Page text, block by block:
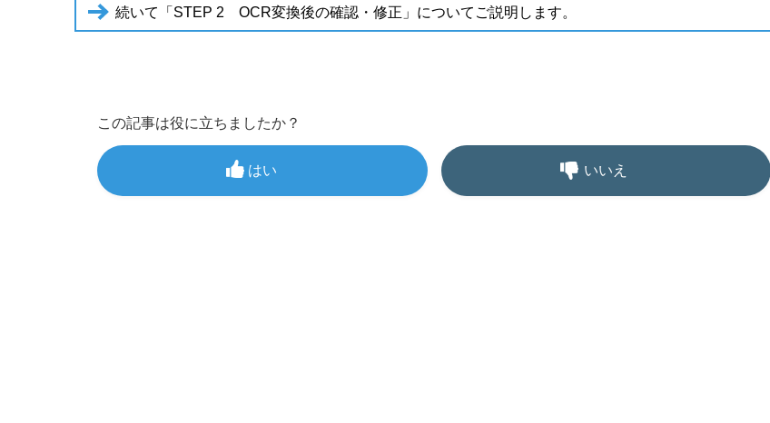
続いて「STEP 2 OCR変換後の確認・修正」についてご説明します。
この記事は役に立ちましたか？
はい いいえ